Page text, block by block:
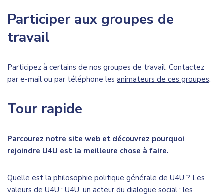
Participer aux groupes de
travail
Participez à certains de nos groupes de travail. Contactez
par e-mail ou par téléphone les animateurs de ces groupes.
Tour rapide
Parcourez notre site web et découvrez pourquoi
rejoindre U4U est la meilleure chose à faire.
Quelle est la philosophie politique générale de U4U ? Les
valeurs de U4U ; U4U, un acteur du dialogue social ; les